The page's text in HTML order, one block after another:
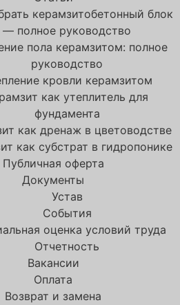
керамзитобетонный блок
— полное руководство
пола керамзитом: полное
руководство
кровли керамзитом
как утеплитель для
фундамента
как дренаж в цветоводстве
как субстрат в гидропонике
Публичная оферта
Документы
Устав
События
оценка условий труда
Отчетность
Вакансии
Оплата
Возврат и замена